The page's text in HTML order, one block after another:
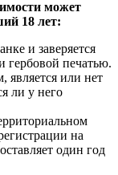
может
18 лет:
и заверяется
печатью.
является или нет
ли у него
на
один год